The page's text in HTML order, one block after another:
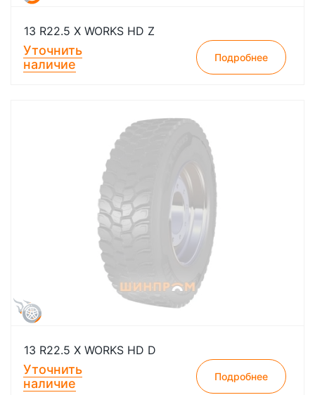
13 R22.5 X WORKS HD Z
Уточнить
наличие
Подробнее
13 R22.5 X WORKS HD D
Уточнить
наличие
Подробнее